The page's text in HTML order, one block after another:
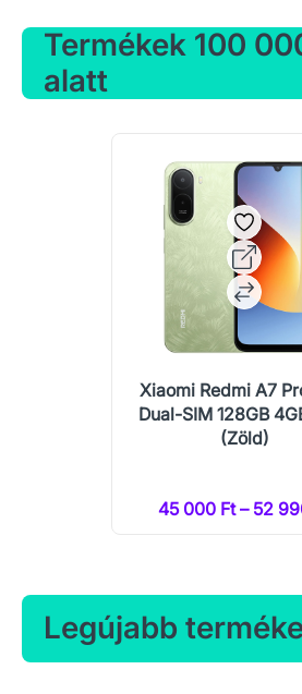
Termékek 100
alatt
Xiaomi Redmi A7
Dual-SIM 128GB
(Zöld)
45 000 Ft – 52
Legújabb